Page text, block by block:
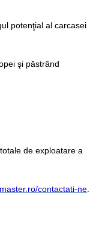
potenţial al carcasei
şi păstrând
de exploatare a
contactati-ne